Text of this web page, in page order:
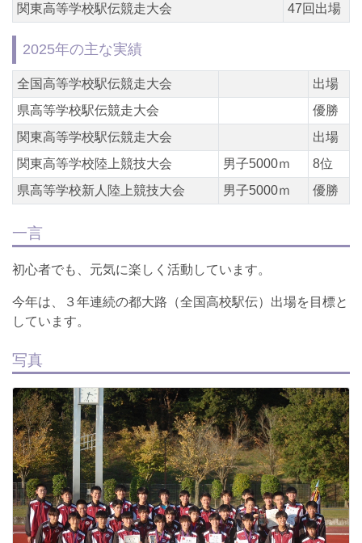
関東高等学校駅伝競走大会
47回出場
2025年の主な実績
全国高等学校駅伝競走大会
出場
県高等学校駅伝競走大会
優勝
関東高等学校駅伝競走大会
出場
関東高等学校陸上競技大会
男子5000ｍ
8位
県高等学校新人陸上競技大会
男子5000ｍ 優勝
一言
初心者でも、元気に楽しく活動しています。
今年は、３年連続の都大路（全国高校駅伝）出場を目標と
しています。
写真